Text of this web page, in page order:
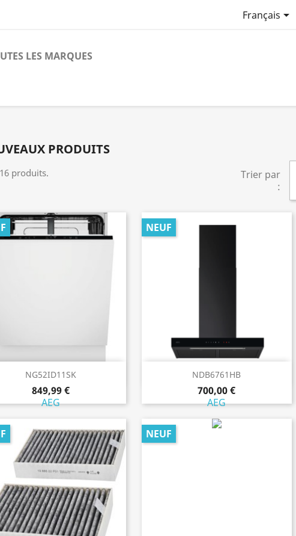
Français
LES MARQUES
PRODUITS
produits.
Trier par
:
NG52ID11SK
849,99 €
AEG
Aperçu rapide NDB6761HB
700,00 €
AEG
NEUF
Aperçu rapide
NEUF